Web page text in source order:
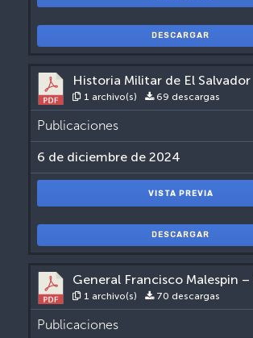
DESCARGAR
Historia Militar de El Salvador
1 archivo(s) 69 descargas
Publicaciones
6 de diciembre de 2024
VISTA PREVIA
DESCARGAR
General Francisco Malespin
1 archivo(s) 70 descargas
Publicaciones